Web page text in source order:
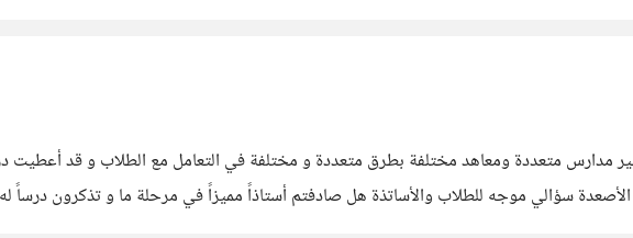
متعددة ومعاهد مختلفة بطرق متعددة و مختلفة في التعامل مع الطلاب و قد أعطيت
سؤالي موجه للطلاب والأساتذة هل صادفتم أستاذاً مميزاً في مرحلة ما و تذكرون درساً